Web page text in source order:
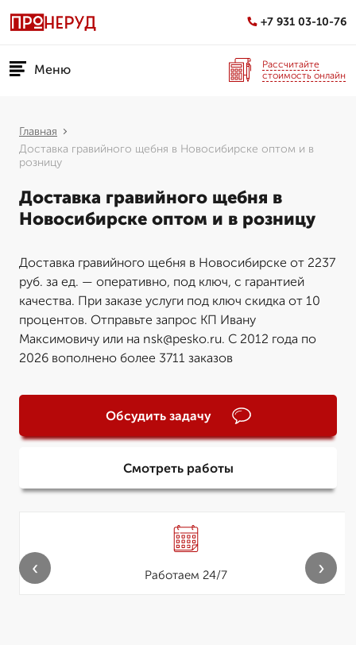
+7 931 03-10-76
Меню
Рассчитайте
стоимость онлайн
Главная
Доставка гравийного щебня в Новосибирске оптом и в
розницу
Доставка гравийного щебня в
Новосибирске оптом и в розницу
Доставка гравийного щебня в Новосибирске от 2237
руб. за ед. — оперативно, под ключ, с гарантией
качества. При заказе услуги под ключ скидка от 10
процентов. Отправьте запрос КП Ивану
Максимовичу или на nsk@pesko.ru. С 2012 года по
2026 вополнено более 3711 заказов
Обсудить задачу
Смотреть работы
Работаем 24/7
‹ ›